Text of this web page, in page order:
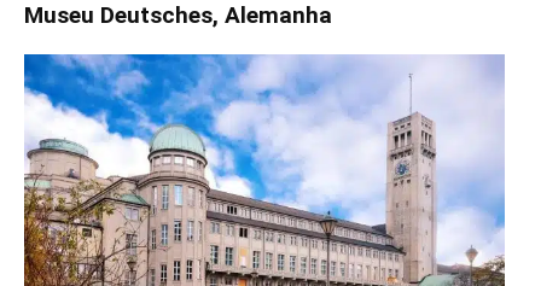
Museu Deutsches, Alemanha